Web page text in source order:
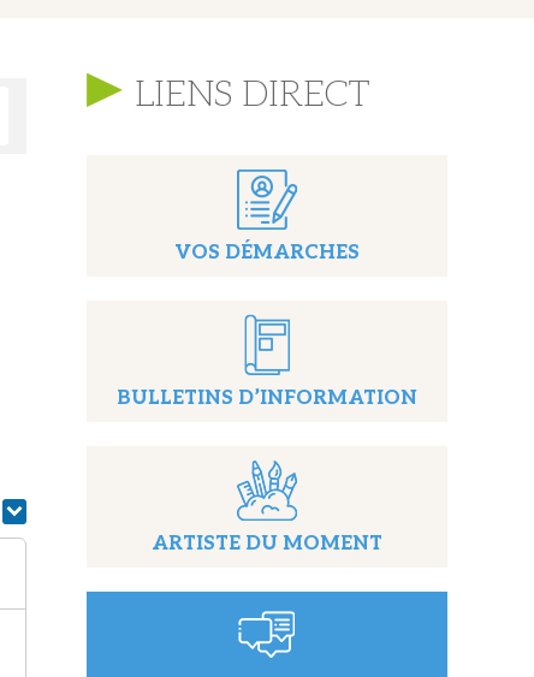
LIENS DIRECT
VOS DÉMARCHES
BULLETINS D’INFORMATION
ARTISTE DU MOMENT